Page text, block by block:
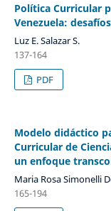
Política Curricular
Venezuela:
Luz E. Salazar S.
137-164
PDF
Modelo didáctico
Curricular de
un enfoque
Maria Rosa Simonelli
165-194